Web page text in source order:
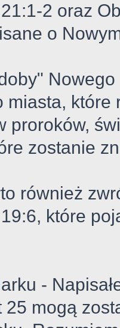
2 oraz
o
miasta, które
proroków,
zostanie
również
które
-
25 mogą